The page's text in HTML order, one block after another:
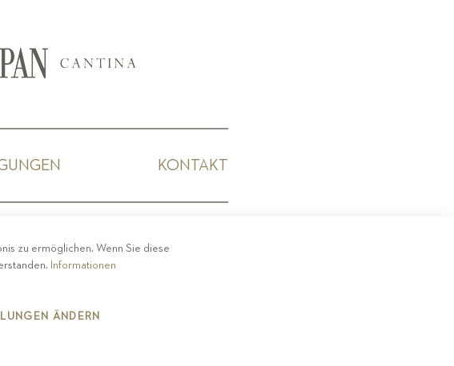
KONTAKT
zu ermöglichen. Wenn Sie diese
Informationen
ÄNDERN